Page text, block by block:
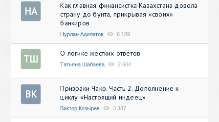
НА
Как главная финансистка Казахстана довела
страну до бунта, прикрывая «своих»
банкиров
Нурлан Адилетов 6 189
ТШ О логике жёстких ответов
Татьяна Шабаева 2 604
ВК
Призраки Чако. Часть 2. Дополнение к
циклу «Настоящий индеец»
Виктор Козырев 3 387